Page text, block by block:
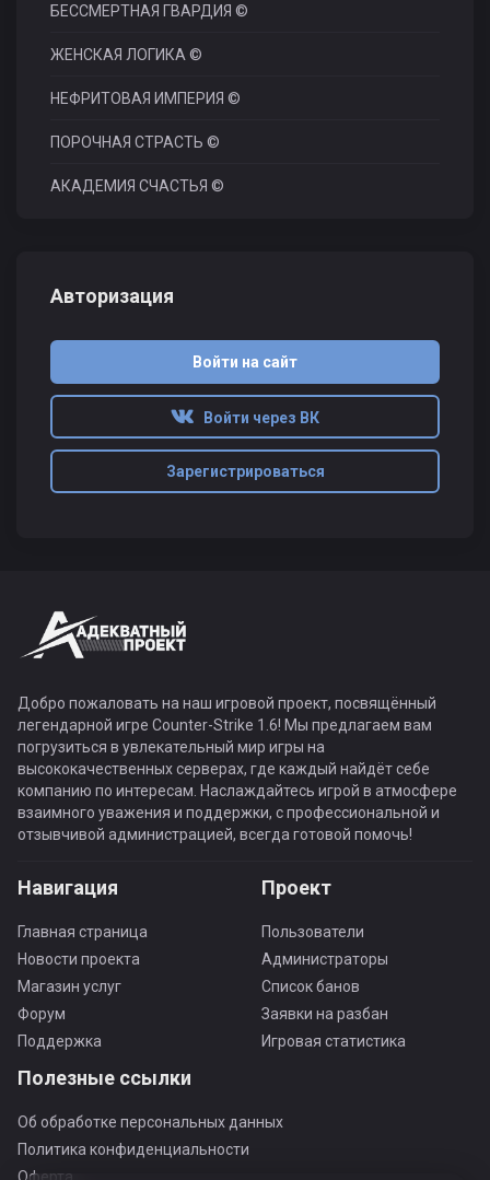
БЕССМЕРТНАЯ ГВАРДИЯ ©
ЖЕНСКАЯ ЛОГИКА ©
НЕФРИТОВАЯ ИМПЕРИЯ ©
ПОРОЧНАЯ СТРАСТЬ ©
АКАДЕМИЯ СЧАСТЬЯ ©
Авторизация
Войти на сайт
Войти через ВК
Зарегистрироваться
Добро пожаловать на наш игровой проект, посвящённый
легендарной игре Counter-Strike 1.6! Мы предлагаем вам
погрузиться в увлекательный мир игры на
высококачественных серверах, где каждый найдёт себе
компанию по интересам. Наслаждайтесь игрой в атмосфере
взаимного уважения и поддержки, с профессиональной и
отзывчивой администрацией, всегда готовой помочь!
Навигация
Главная страница
Новости проекта
Магазин услуг
Форум
Поддержка
Проект
Пользователи
Администраторы
Список банов
Заявки на разбан
Игровая статистика
Полезные ссылки
Об обработке персональных данных
Политика конфиденциальности